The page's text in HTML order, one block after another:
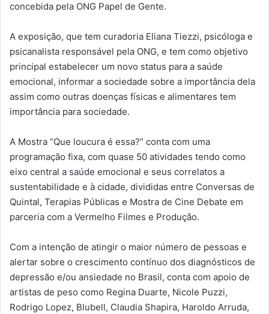
concebida pela ONG Papel de Gente.
A exposição, que tem curadoria Eliana Tiezzi, psicóloga e
psicanalista responsável pela ONG, e tem como objetivo
principal estabelecer um novo status para a saúde
emocional, informar a sociedade sobre a importância dela
assim como outras doenças físicas e alimentares tem
importância para sociedade.
A Mostra “Que loucura é essa?” conta com uma
programação fixa, com quase 50 atividades tendo como
eixo central a saúde emocional e seus correlatos a
sustentabilidade e à cidade, divididas entre Conversas de
Quintal, Terapias Públicas e Mostra de Cine Debate em
parceria com a Vermelho Filmes e Produção.
Com a intenção de atingir o maior número de pessoas e
alertar sobre o crescimento contínuo dos diagnósticos de
depressão e/ou ansiedade no Brasil, conta com apoio de
artistas de peso como Regina Duarte, Nicole Puzzi,
Rodrigo Lopez, Blubell, Claudia Shapira, Haroldo Arruda,